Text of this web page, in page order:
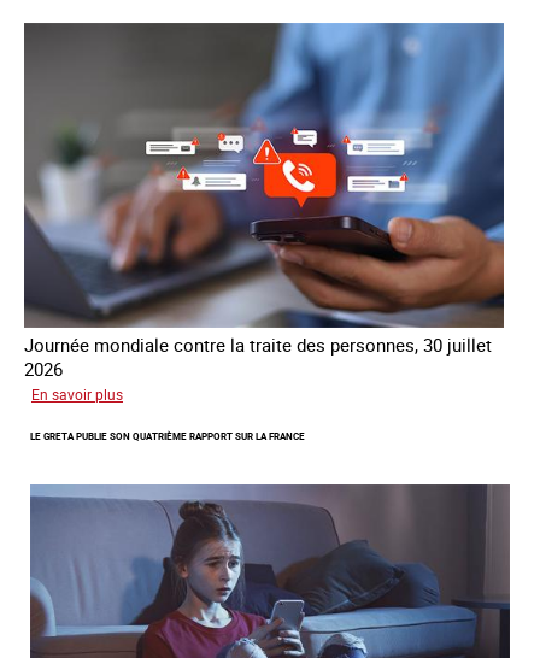
la
Journée mondiale contre la traite des personnes, 30 juillet
2026
En savoir plus
par
LE GRETA PUBLIE SON QUATRIÈME RAPPORT SUR LA FRANCE